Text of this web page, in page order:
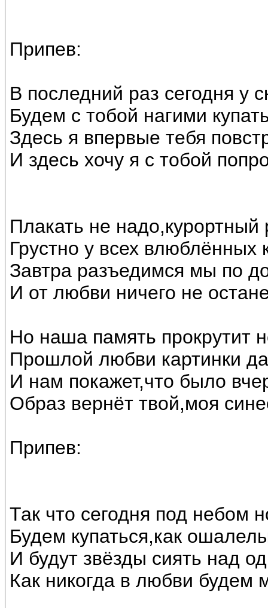
Припев:
В последний раз сегодня у
Будем с тобой нагими
Здесь я впервые тебя
И здесь хочу я с тобой
Плакать не надо,курортный
Грустно у всех влюблённых
Завтра разъедимся мы по
И от любви ничего не
Но наша память прокрутит
Прошлой любви картинки
И нам покажет,что было
Образ вернёт твой,моя
Припев:
Так что сегодня под небом
Будем купаться,как
И будут звёзды сиять над
Как никогда в любви